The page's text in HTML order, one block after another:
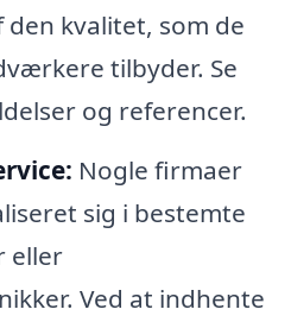
kvalitet, som de
tilbyder. Se
og referencer.
Nogle firmaer
sig i bestemte
eller
Ved at indhente